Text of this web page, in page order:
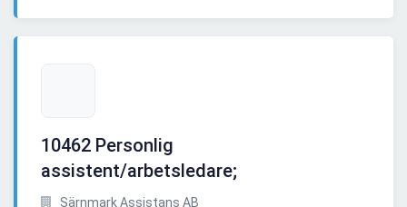
10462 Personlig
assistent/arbetsledare;
Särnmark Assistans AB